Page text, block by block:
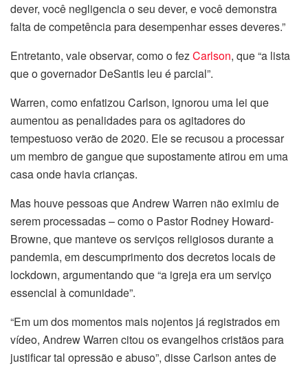
dever, você negligencia o seu dever, e você demonstra
falta de competência para desempenhar esses deveres.”
Entretanto, vale observar, como o fezCarlson, que “a lista
que o governador DeSantis leu é parcial”.
Warren, como enfatizou Carlson, ignorou uma lei que
aumentou as penalidades para os agitadores do
tempestuoso verão de 2020. Ele se recusou a processar
um membro de gangue que supostamente atirou em uma
casa onde havia crianças.
Mas houve pessoas que Andrew Warren não eximiu de
serem processadas – como o Pastor Rodney Howard-
Browne, que manteve os serviços religiosos durante a
pandemia, em descumprimento dos decretos locais de
lockdown, argumentando que “a igreja era um serviço
essencial à comunidade”.
“Em um dos momentos mais nojentos já registrados em
vídeo, Andrew Warren citou os evangelhos cristãos para
justificar tal opressão e abuso”, disse Carlson antes de